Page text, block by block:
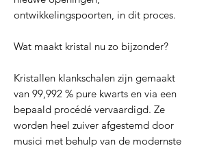
ontwikkelingspoorten, in dit proces.
Wat maakt kristal nu zo bijzonder?
Kristallen klankschalen zijn gemaakt
van 99,992 % pure kwarts en via een
bepaald procédé vervaardigd. Ze
worden heel zuiver afgestemd door
musici met behulp van de modernste